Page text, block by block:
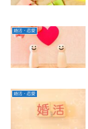
婚活・恋愛
婚活・恋愛